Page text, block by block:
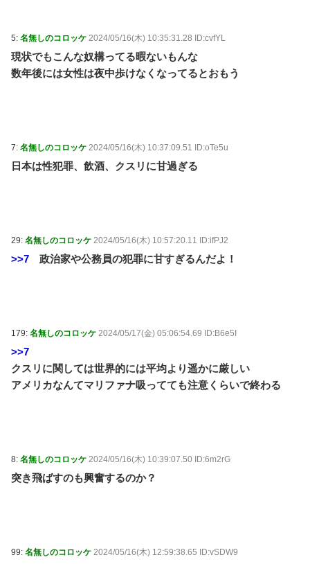
5: 名無しのコロッケ 2024/05/16(木) 10:35:31.28 ID:cvfYL
現状でもこんな奴構ってる暇ないもんな
数年後には女性は夜中歩けなくなってるとおもう
7: 名無しのコロッケ 2024/05/16(木) 10:37:09.51 ID:oTe5u
日本は性犯罪、飲酒、クスリに甘過ぎる
29: 名無しのコロッケ 2024/05/16(木) 10:57:20.11 ID:ifPJ2
>>7 政治家や公務員の犯罪に甘すぎるんだよ！
179: 名無しのコロッケ 2024/05/17(金) 05:06:54.69 ID:B6e5I
>>7
クスリに関しては世界的には平均より遥かに厳しい
アメリカなんてマリファナ吸ってても注意くらいで終わる
8: 名無しのコロッケ 2024/05/16(木) 10:39:07.50 ID:6m2rG
突き飛ばすのも興奮するのか？
99: 名無しのコロッケ 2024/05/16(木) 12:59:38.65 ID:vSDW9